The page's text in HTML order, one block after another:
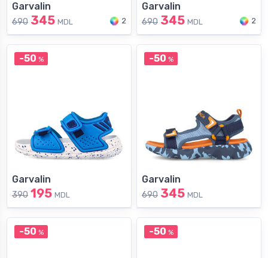
Garvalin
690 345 MDL 2
Garvalin
690 345 MDL 2
-50 %
Garvalin
390 195 MDL
-50 %
Garvalin
690 345 MDL
-50 % -50 %